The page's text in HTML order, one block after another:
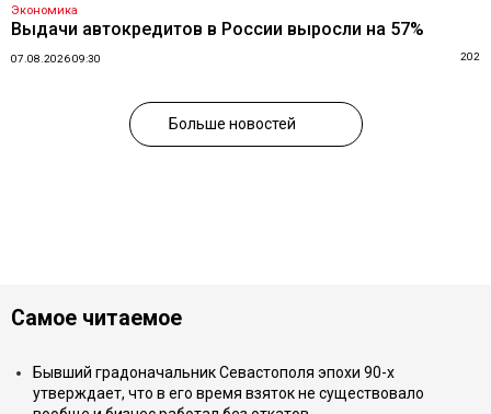
Экономика
Выдачи автокредитов в России выросли на 57%
07.08.2026 09:30 202
Больше новостей
Самое читаемое
Бывший градоначальник Севастополя эпохи 90-х
утверждает, что в его время взяток не существовало